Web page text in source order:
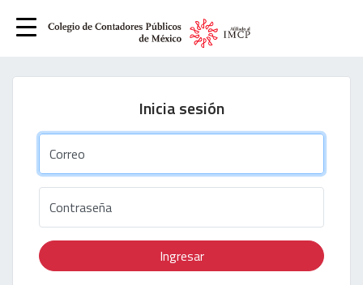
Inicia sesión
Correo
Contraseña
Ingresar